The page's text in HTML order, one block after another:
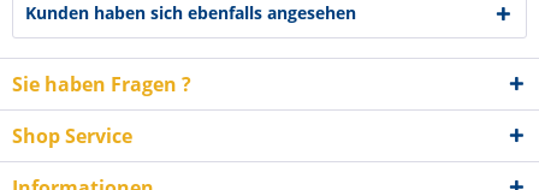
Kunden haben sich ebenfalls angesehen
Sie haben Fragen ?
Shop Service